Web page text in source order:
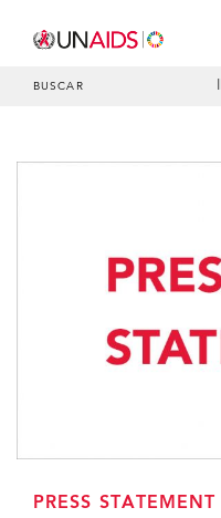
BUSCAR
PRESS STATEMENT